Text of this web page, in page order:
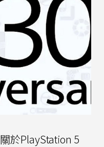
於PlayStation 5